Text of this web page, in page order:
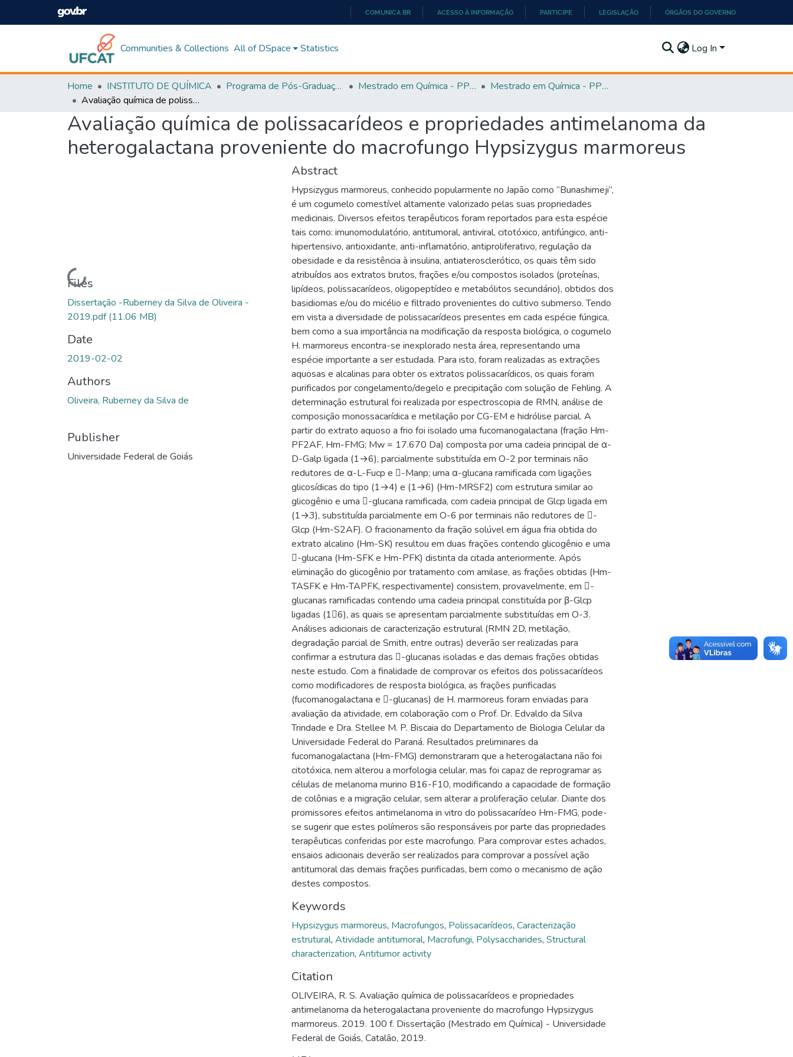
CONTEÚDO
COMUNICA BR ACESSO À INFORMAÇÃO PARTICIPE LEGISLAÇÃO ÓRGÃOS DO GOVERNO
Communities & Collections All of DSpace Statistics Log In
Home INSTITUTO DE QUÍMICA Programa de Pós-Graduação em Química - PPGQ Mestrado em Química - PPGQ
Mestrado em Química - PPGQ
Avaliação química de polissacarídeos e propriedades antimelanoma da heterogalactana proveniente do macrofungo Hypsizygus marmoreus
Avaliação química de polissacarídeos e propriedades antimelanoma da
heterogalactana proveniente do macrofungo Hypsizygus marmoreus
Loading...
Files
Dissertação -Ruberney da Silva de Oliveira -
2019.pdf(11.06 MB)
Date
2019-02-02
Authors
Oliveira, Ruberney da Silva de
Publisher
Universidade Federal de Goiás
Abstract
Hypsizygus marmoreus, conhecido popularmente no Japão como “Bunashimeji”,
é um cogumelo comestível altamente valorizado pelas suas propriedades
medicinais. Diversos efeitos terapêuticos foram reportados para esta espécie
tais como: imunomodulatório, antitumoral, antiviral, citotóxico, antifúngico, anti-
hipertensivo, antioxidante, anti-inflamatório, antiproliferativo, regulação da
obesidade e da resistência à insulina, antiaterosclerótico, os quais têm sido
atribuídos aos extratos brutos, frações e/ou compostos isolados (proteínas,
lipídeos, polissacarídeos, oligopeptídeo e metabólitos secundário), obtidos dos
basidiomas e/ou do micélio e filtrado provenientes do cultivo submerso. Tendo
em vista a diversidade de polissacarídeos presentes em cada espécie fúngica,
bem como a sua importância na modificação da resposta biológica, o cogumelo
H. marmoreus encontra-se inexplorado nesta área, representando uma
espécie importante a ser estudada. Para isto, foram realizadas as extrações
aquosas e alcalinas para obter os extratos polissacarídicos, os quais foram
purificados por congelamento/degelo e precipitação com solução de Fehling. A
determinação estrutural foi realizada por espectroscopia de RMN, análise de
composição monossacarídica e metilação por CG-EM e hidrólise parcial. A
partir do extrato aquoso a frio foi isolado uma fucomanogalactana (fração Hm-
PF2AF, Hm-FMG; Mw = 17.670 Da) composta por uma cadeia principal de α-
D-Galp ligada (1→6), parcialmente substituída em O-2 por terminais não
redutores de α-L-Fucp e -Manp; uma α-glucana ramificada com ligações
glicosídicas do tipo (1→4) e (1→6) (Hm-MRSF2) com estrutura similar ao
glicogênio e uma -glucana ramificada, com cadeia principal de Glcp ligada em
(1→3), substituída parcialmente em O-6 por terminais não redutores de -
Glcp (Hm-S2AF). O fracionamento da fração solúvel em água fria obtida do
extrato alcalino (Hm-SK) resultou em duas frações contendo glicogênio e uma
-glucana (Hm-SFK e Hm-PFK) distinta da citada anteriormente. Após
eliminação do glicogênio por tratamento com amilase, as frações obtidas (Hm-
TASFK e Hm-TAPFK, respectivamente) consistem, provavelmente, em -
glucanas ramificadas contendo uma cadeia principal constituída por β-Glcp
ligadas (16), as quais se apresentam parcialmente substituídas em O-3.
Análises adicionais de caracterização estrutural (RMN 2D, metilação,
degradação parcial de Smith, entre outras) deverão ser realizadas para
confirmar a estrutura das -glucanas isoladas e das demais frações obtidas
neste estudo. Com a finalidade de comprovar os efeitos dos polissacarídeos
como modificadores de resposta biológica, as frações purificadas
(fucomanogalactana e -glucanas) de H. marmoreus foram enviadas para
avaliação da atividade, em colaboração com o Prof. Dr. Edvaldo da Silva
Trindade e Dra. Stellee M. P. Biscaia do Departamento de Biologia Celular da
Universidade Federal do Paraná. Resultados preliminares da
fucomanogalactana (Hm-FMG) demonstraram que a heterogalactana não foi
citotóxica, nem alterou a morfologia celular, mas foi capaz de reprogramar as
células de melanoma murino B16-F10, modificando a capacidade de formação
de colônias e a migração celular, sem alterar a proliferação celular. Diante dos
promissores efeitos antimelanoma in vitro do polissacarídeo Hm-FMG, pode-
se sugerir que estes polímeros são responsáveis por parte das propriedades
terapêuticas conferidas por este macrofungo. Para comprovar estes achados,
ensaios adicionais deverão ser realizados para comprovar a possível ação
antitumoral das demais frações purificadas, bem como o mecanismo de ação
destes compostos.
Keywords
Hypsizygus marmoreus, Macrofungos, Polissacarídeos, Caracterização
estrutural, Atividade antitumoral, Macrofungi, Polysaccharides, Structural
characterization, Antitumor activity
Citation
OLIVEIRA, R. S. Avaliação química de polissacarídeos e propriedades
antimelanoma da heterogalactana proveniente do macrofungo Hypsizygus
marmoreus. 2019. 100 f. Dissertação (Mestrado em Química) - Universidade
Federal de Goiás, Catalão, 2019.